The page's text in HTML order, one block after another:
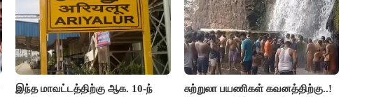
இந்த மாவட்டத்திற்கு ஆக. 10-ந்
சுற்றுலா பயணிகள் கவனத்திற்கு..!